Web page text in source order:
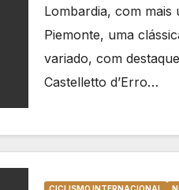
Lombardia, com mais
Piemonte, uma
variado, com
Castelletto d’Erro…